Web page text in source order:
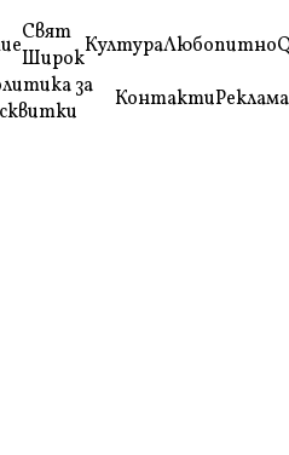
Свят
ШирокКултураЛюбопитно
за
КонтактиРеклама